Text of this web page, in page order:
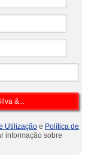
Utilização e Política de
informação sobre